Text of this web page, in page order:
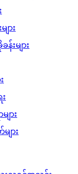
ား
များ
ား
ား